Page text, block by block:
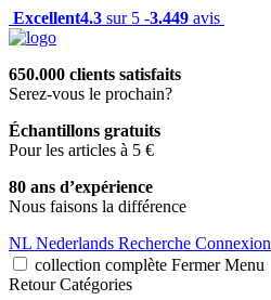
Excellent4.3 sur 5 -3.449 avis
650.000 clients satisfaits
Serez-vous le prochain?
Échantillons gratuits
Pour les articles à 5 €
80 ans d’expérience
Nous faisons la différence
NL Nederlands Recherche Connexion
collection complète Fermer Menu
Retour Catégories